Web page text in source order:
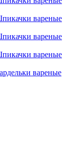
вареные
вареные
вареные
вареные